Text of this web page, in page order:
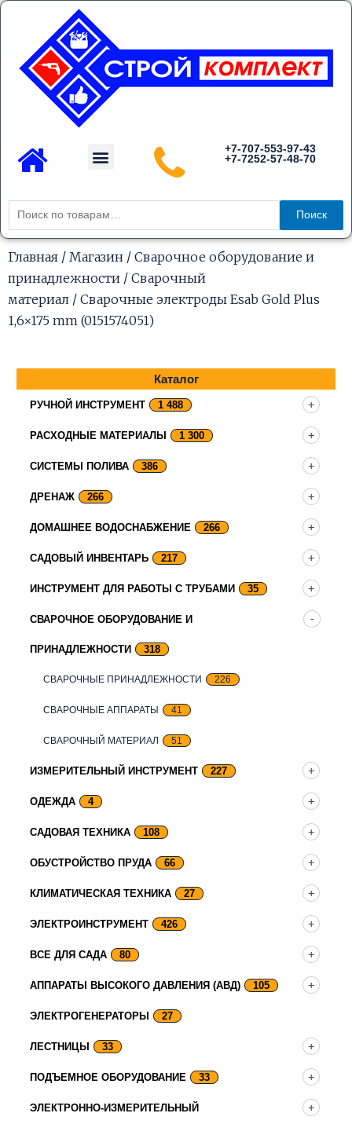
Перейти
содержимому
Menu
+7-707-553-97-43
+7-7252-57-48-70
Искать:
Поиск
Главная / Магазин / Сварочное оборудование и
принадлежности / Сварочный
материал / Сварочные электроды Esab Gold Plus
1,6×175 mm (0151574051)
Каталог
РУЧНОЙ ИНСТРУМЕНТ 1 488
РАСХОДНЫЕ МАТЕРИАЛЫ 1 300
СИСТЕМЫ ПОЛИВА 386
ДРЕНАЖ 266
ДОМАШНЕЕ ВОДОСНАБЖЕНИЕ 266
САДОВЫЙ ИНВЕНТАРЬ 217
ИНСТРУМЕНТ ДЛЯ РАБОТЫ С ТРУБАМИ 35
СВАРОЧНОЕ ОБОРУДОВАНИЕ И
ПРИНАДЛЕЖНОСТИ 318
СВАРОЧНЫЕ ПРИНАДЛЕЖНОСТИ 226
СВАРОЧНЫЕ АППАРАТЫ 41
СВАРОЧНЫЙ МАТЕРИАЛ 51
ИЗМЕРИТЕЛЬНЫЙ ИНСТРУМЕНТ 227
ОДЕЖДА 4
САДОВАЯ ТЕХНИКА 108
ОБУСТРОЙСТВО ПРУДА 66
КЛИМАТИЧЕСКАЯ ТЕХНИКА 27
ЭЛЕКТРОИНСТРУМЕНТ 426
ВСЕ ДЛЯ САДА 80
АППАРАТЫ ВЫСОКОГО ДАВЛЕНИЯ (АВД) 105
ЭЛЕКТРОГЕНЕРАТОРЫ 27
ЛЕСТНИЦЫ 33
ПОДЪЕМНОЕ ОБОРУДОВАНИЕ 33
ЭЛЕКТРОННО-ИЗМЕРИТЕЛЬНЫЙ